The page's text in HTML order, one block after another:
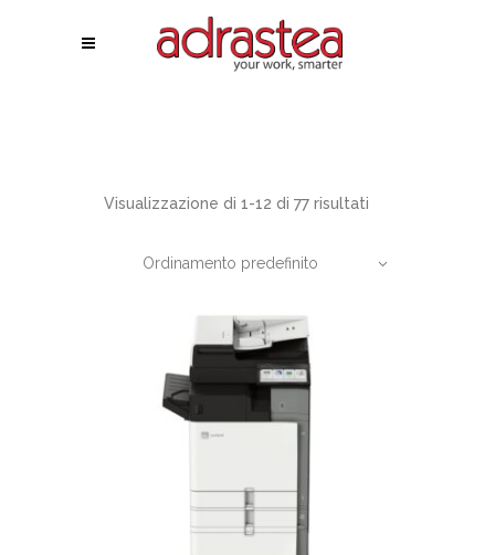
Visualizzazione di 1-12 di 77 risultati
Ordinamento predefinito